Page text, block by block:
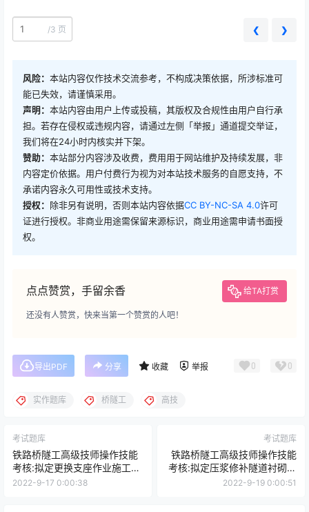
/3 页 ❮ ❯
风险： 本站内容仅作技术交流参考，不构成决策依据，所涉标准可
能已失效，请谨慎采用。
声明： 本站内容由用户上传或投稿，其版权及合规性由用户自行承
担。若存在侵权或违规内容，请通过左侧「举报」通道提交举证，
我们将在24小时内核实并下架。
赞助： 本站部分内容涉及收费，费用用于网站维护及持续发展，非
内容定价依据。用户付费行为视为对本站技术服务的自愿支持，不
承诺内容永久可用性或技术支持。
授权： 除非另有说明，否则本站内容依据CC BY-NC-SA 4.0许可
证进行授权。非商业用途需保留来源标识，商业用途需申请书面授
权。
点点赞赏，手留余香 给TA打赏
还没有人赞赏，快来当第一个赞赏的人吧！
导出PDF 分享 收藏 举报 0 0
实作题库 桥隧工 高技
考试题库
铁路桥隧工高级技师操作技能
考核:拟定更换支座作业施工方
案
2022-9-17 0:00:38
考试题库
铁路桥隧工高级技师操作技能
考核:拟定压浆修补隧道衬砌施
工方案
2022-9-19 0:00:51